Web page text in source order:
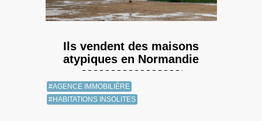
Ils vendent des maisons
atypiques en Normandie
#AGENCE IMMOBILIÈRE
#HABITATIONS INSOLITES